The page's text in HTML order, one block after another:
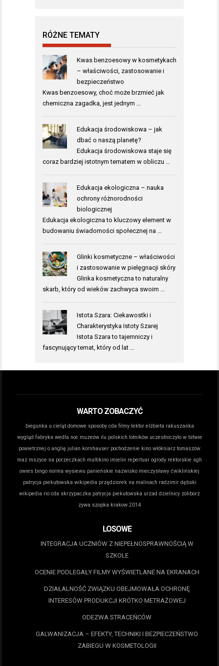
RÓŻNE TEMATY
Kwas benzoesowy w kosmetykach
– właściwości, zastosowanie i
bezpieczeństwo
Kwas benzoesowy, choć może brzmieć jak
chemiczna zagadka, jest jednym …
Edukacja środowiskowa – jak
dbać o naszą planetę?
Edukacja środowiskowa staje się
coraz bardziej istotnym tematem w obliczu …
Edukacja ekologiczna – nauka
ochrony różnorodności
biologicznej
Edukacja ekologiczna to kluczowy element w
budowaniu świadomości społecznej na …
Glinki kosmetyczne – właściwości
i zastosowanie w pielęgnacji skóry
Glinka kosmetyczna to naturalny
skarb, który od wieków zachwyca swoim …
Istota Szara: Ciekawostki i
Charakterystyka Istoty Szarej
Istota Szara to tajemniczy i
fascynujący temat, który od lat …
WARTO ZOBACZYĆ
biegunka u cieląt domowe sposoby cda filmy lektor elżbieta rakuszanka
wygląd fabryka wedla noc muzeów ilu polskich lotników uczestniczyło w bitwie
powietrznej o anglię julian kornhauser pochodzenie kino włókniarz tomaszów
maz mszyce na porzeczkach multikino imielin repertuar ogrody rektorskie sgh
owies bingo norma wysiewu panieńskie nazwisko mieczysławy ćwiklińskiej
patrycja piekutowska wikipedia przędziorek na malinach radzimir dębski
wikipedia rio cda skrzypaczka patrycja piekutowska urzad dzielnicy zoliborz
zywa szopka krakow 2014
LOSOWE
INTEGRACJA UCZNIÓW Z NIEPEŁNOSPRAWNOŚCIĄ W
SZKOLE
OCENIE PODLEGAŁY FILMY WYŚWIETLANE NA EKRANACH
DZIAŁALNOŚĆ ZWIĄZKU OBEJMOWAŁA OCHRONĘ
INTERESÓW PRODUKCJI KRÓTKO METRAŻOWEJ
ODEZWA STRACEŃCÓW
GALWANIZACJA – EFEKTY, TECHNIKI I BEZPIECZEŃSTWO
ZABIEGU W KOSMETOLOGII